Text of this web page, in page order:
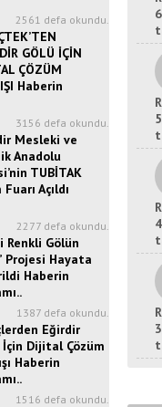
2561 defa okundu.
GÖLÜ İÇİN
ÇÖZÜM
Haberin
3156 defa okundu.
Mesleki ve
Anadolu
TUBİTAK
Açıldı
2277 defa okundu.
Renkli Gölün
Projesi Hayata
Haberin
1387 defa okundu.
Eğirdir
İçin Dijital Çözüm
Haberin
1516 defa okundu.